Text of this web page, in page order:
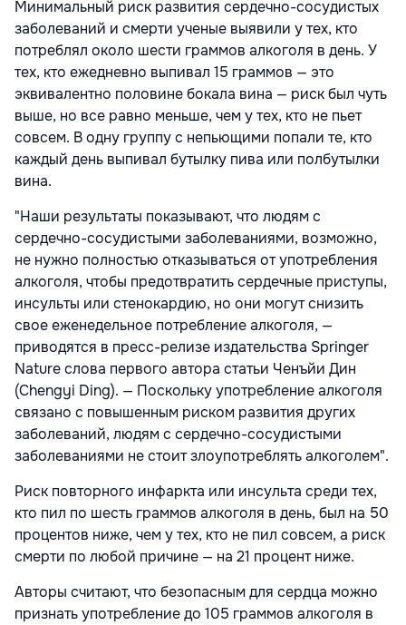
Минимальный риск развития сердечно-сосудистых
заболеваний и смерти ученые выявили у тех, кто
потреблял около шести граммов алкоголя в день. У
тех, кто ежедневно выпивал 15 граммов — это
эквивалентно половине бокала вина — риск был чуть
выше, но все равно меньше, чем у тех, кто не пьет
совсем. В одну группу с непьющими попали те, кто
каждый день выпивал бутылку пива или полбутылки
вина.
"Наши результаты показывают, что людям с
сердечно-сосудистыми заболеваниями, возможно,
не нужно полностью отказываться от употребления
алкоголя, чтобы предотвратить сердечные приступы,
инсульты или стенокардию, но они могут снизить
свое еженедельное потребление алкоголя, —
приводятся в пресс-релизе издательства Springer
Nature слова первого автора статьи Ченъйи Дин
(Chengyi Ding). — Поскольку употребление алкоголя
связано с повышенным риском развития других
заболеваний, людям с сердечно-сосудистыми
заболеваниями не стоит злоупотреблять алкоголем".
Риск повторного инфаркта или инсульта среди тех,
кто пил по шесть граммов алкоголя в день, был на 50
процентов ниже, чем у тех, кто не пил совсем, а риск
смерти по любой причине — на 21 процент ниже.
Авторы считают, что безопасным для сердца можно
признать употребление до 105 граммов алкоголя в